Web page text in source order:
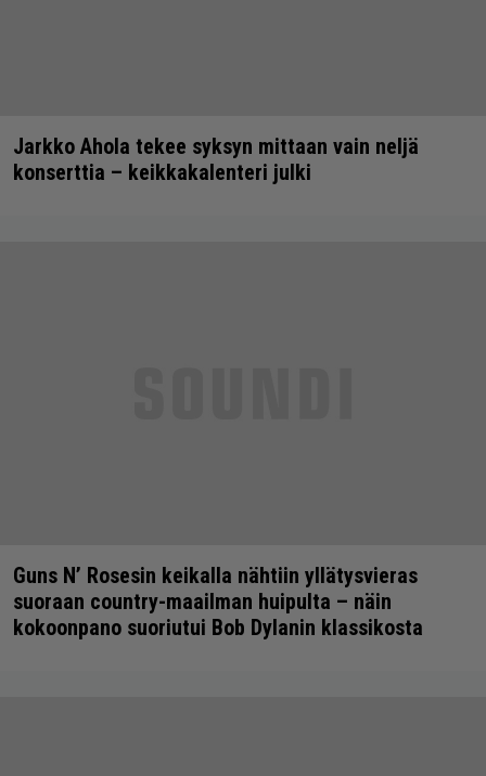
Jarkko Ahola tekee syksyn mittaan vain neljä
konserttia – keikkakalenteri julki
Guns N’ Rosesin keikalla nähtiin yllätysvieras
suoraan country-maailman huipulta – näin
kokoonpano suoriutui Bob Dylanin klassikosta